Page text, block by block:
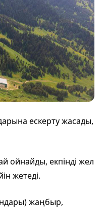
ескерту жасады,
ойнайды, екпінді жел
жетеді.
жаңбыр,